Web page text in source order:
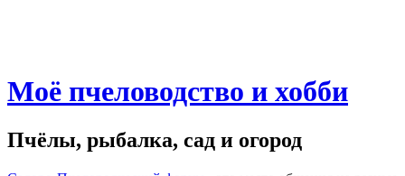
Моё пчеловодство и хобби
Пчёлы, рыбалка, сад и огород